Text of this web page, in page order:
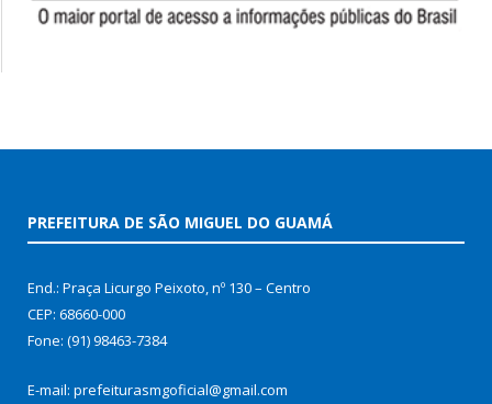
PREFEITURA DE SÃO MIGUEL DO GUAMÁ
End.: Praça Licurgo Peixoto, nº 130 – Centro
CEP: 68660-000
Fone: (91) 98463-7384
E-mail: prefeiturasmgoficial@gmail.com